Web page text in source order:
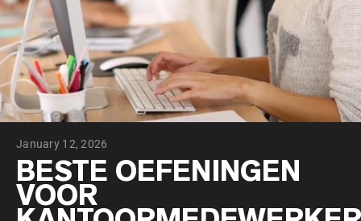
Erwteneiwit
Grasgevoerd Wei Eiwit Poeder
Collageenpeptiden
Chocolade Grasgevoerde Wei
Vanille grasgevoerde wei
Weidegevoerde wei
Shop All Protein Powders
VEGAN PROTEIN
Erwteneiwit
January 12, 2026
BESTE OEFENINGEN
VOOR